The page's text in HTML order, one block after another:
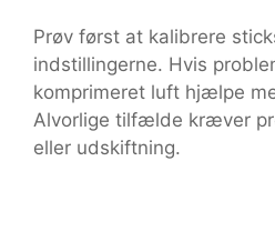
Prøv først at kalibrere
indstillingerne. Hvis
komprimeret luft hjælpe
Alvorlige tilfælde kræver
eller udskiftning.